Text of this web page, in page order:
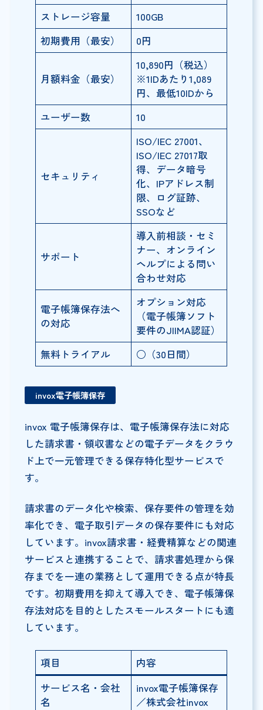
ストレージ容量
100GB
初期費用（最安）
0円
月額料金（最安）
10,890円（税込）
※1IDあたり1,089
円、最低10IDから
ユーザー数
10
セキュリティ
ISO/IEC 27001、
ISO/IEC 27017取
得、データ暗号
化、IPアドレス制
限、ログ証跡、
SSOなど
サポート
導入前相談・セミ
ナー、オンライン
ヘルプによる問い
合わせ対応
電子帳簿保存法へ
の対応
オプション対応
（電子帳簿ソフト
要件のJIIMA認証）
無料トライアル
○（30日間）
invox電子帳簿保存
invox 電子帳簿保存は、電子帳簿保存法に対応
した請求書・領収書などの電子データをクラウ
ド上で一元管理できる保存特化型サービスで
す。
請求書のデータ化や検索、保存要件の管理を効
率化でき、電子取引データの保存要件にも対応
しています。invox請求書・経費精算などの関連
サービスと連携することで、請求書処理から保
存までを一連の業務として運用できる点が特長
です。初期費用を抑えて導入でき、電子帳簿保
存法対応を目的としたスモールスタートにも適
しています。
項目
内容
サービス名・会社
名
invox電子帳簿保存
／株式会社invox